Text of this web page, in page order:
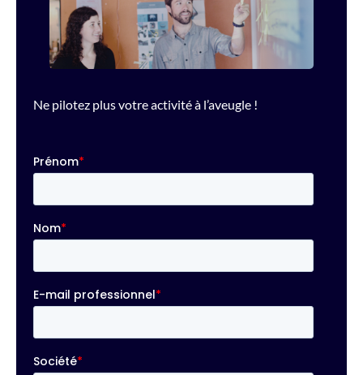
Ne pilotez plus votre activité à l’aveugle !